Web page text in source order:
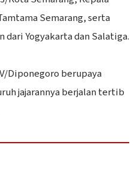
Semarang, serta
dari Yogyakarta dan Salatiga.
Diponegoro berupaya
jajarannya berjalan tertib